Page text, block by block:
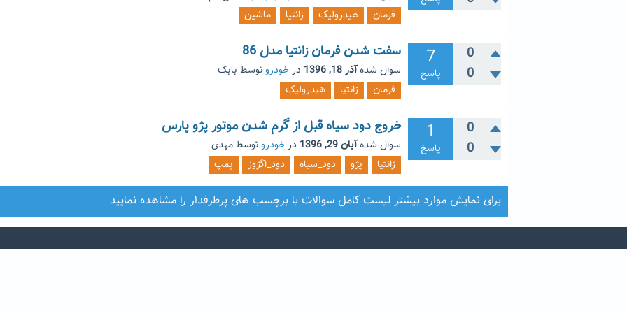
فرمان
هیدرولیک زانتیا ماشین
0
0
7
پاسخ
سفت شدن فرمان زانتیا مدل 86
سوال شدهآذر 18, 1396 درخودروتوسط بابک
فرمان
زانتیا هیدرولیک
0
0
1
پاسخ
خروج دود سیاه قبل از گرم شدن موتور پژو پارس
سوال شدهآبان 29, 1396 درخودروتوسط مهدی
زانتیا
پژو دود_سیاه دود_اگزوز پمپ
برای نمایش موارد بیشتر لیست کامل سوالات یا برچسب های پرطرفدار را مشاهده نمایید